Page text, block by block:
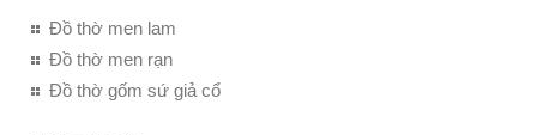
Đồ thờ men lam
Đồ thờ men rạn
Đồ thờ gốm sứ giả cổ